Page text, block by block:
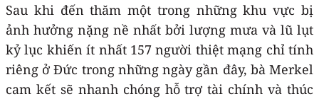
Sau khi đến thăm một trong những khu vực bị
ảnh hưởng nặng nề nhất bởi lượng mưa và lũ lụt
kỷ lục khiến ít nhất 157 người thiệt mạng chỉ tính
riêng ở Đức trong những ngày gần đây, bà Merkel
cam kết sẽ nhanh chóng hỗ trợ tài chính và thúc